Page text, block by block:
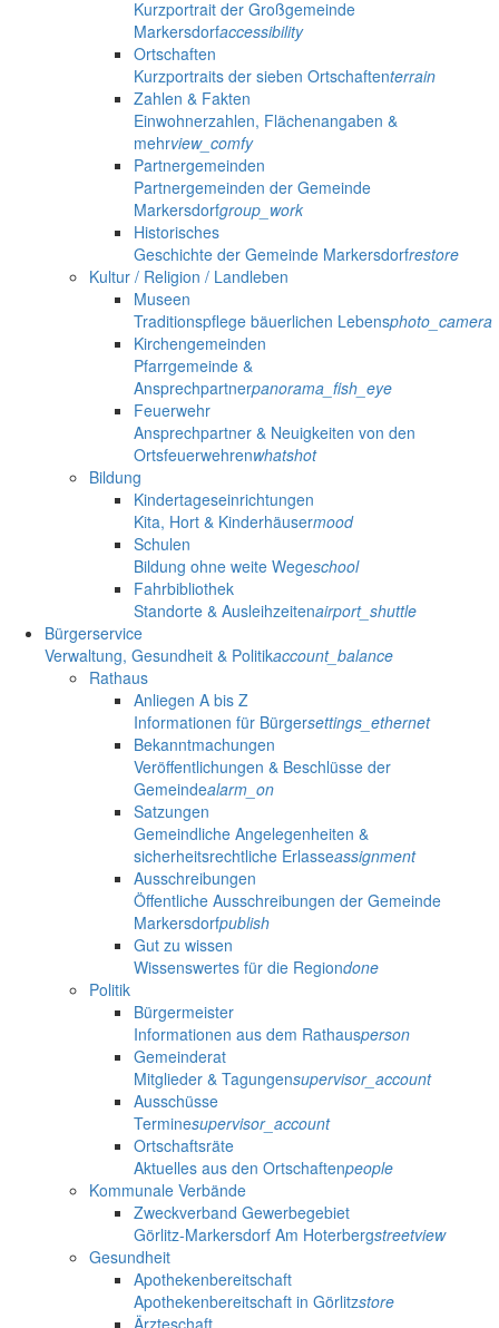
Kurzportrait der Großgemeinde
Markersdorfaccessibility
Ortschaften
Kurzportraits der sieben Ortschaftenterrain
Zahlen & Fakten
Einwohnerzahlen, Flächenangaben &
mehrview_comfy
Partnergemeinden
Partnergemeinden der Gemeinde
Markersdorfgroup_work
Historisches
Geschichte der Gemeinde Markersdorfrestore
Kultur / Religion / Landleben
Museen
Traditionspflege bäuerlichen Lebensphoto_camera
Kirchengemeinden
Pfarrgemeinde &
Ansprechpartnerpanorama_fish_eye
Feuerwehr
Ansprechpartner & Neuigkeiten von den
Ortsfeuerwehrenwhatshot
Bildung
Kindertageseinrichtungen
Kita, Hort & Kinderhäusermood
Schulen
Bildung ohne weite Wegeschool
Fahrbibliothek
Standorte & Ausleihzeitenairport_shuttle
Bürgerservice
Verwaltung, Gesundheit & Politikaccount_balance
Rathaus
Anliegen A bis Z
Informationen für Bürgersettings_ethernet
Bekanntmachungen
Veröffentlichungen & Beschlüsse der
Gemeindealarm_on
Satzungen
Gemeindliche Angelegenheiten &
sicherheitsrechtliche Erlasseassignment
Ausschreibungen
Öffentliche Ausschreibungen der Gemeinde
Markersdorfpublish
Gut zu wissen
Wissenswertes für die Regiondone
Politik
Bürgermeister
Informationen aus dem Rathausperson
Gemeinderat
Mitglieder & Tagungensupervisor_account
Ausschüsse
Terminesupervisor_account
Ortschaftsräte
Aktuelles aus den Ortschaftenpeople
Kommunale Verbände
Zweckverband Gewerbegebiet
Görlitz-Markersdorf Am Hoterbergstreetview
Gesundheit
Apothekenbereitschaft
Apothekenbereitschaft in Görlitzstore